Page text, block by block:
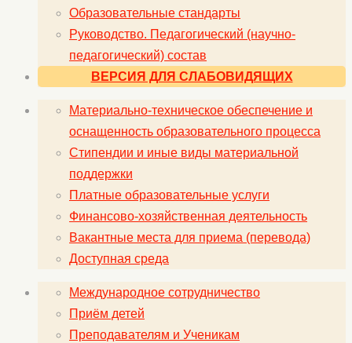
Образовательные стандарты
Руководство. Педагогический (научно-
педагогический) состав
ВЕРСИЯ ДЛЯ СЛАБОВИДЯЩИХ
Материально-техническое обеспечение и
оснащенность образовательного процесса
Стипендии и иные виды материальной
поддержки
Платные образовательные услуги
Финансово-хозяйственная деятельность
Вакантные места для приема (перевода)
Доступная среда
Международное сотрудничество
Приём детей
Преподавателям и Ученикам